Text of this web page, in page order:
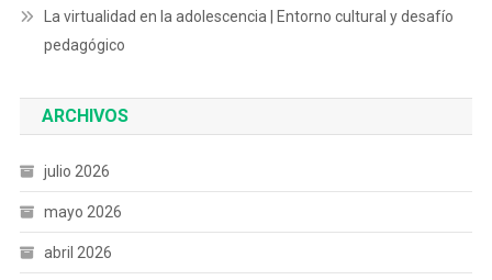
La virtualidad en la adolescencia | Entorno cultural y desafío
pedagógico
ARCHIVOS
julio 2026
mayo 2026
abril 2026